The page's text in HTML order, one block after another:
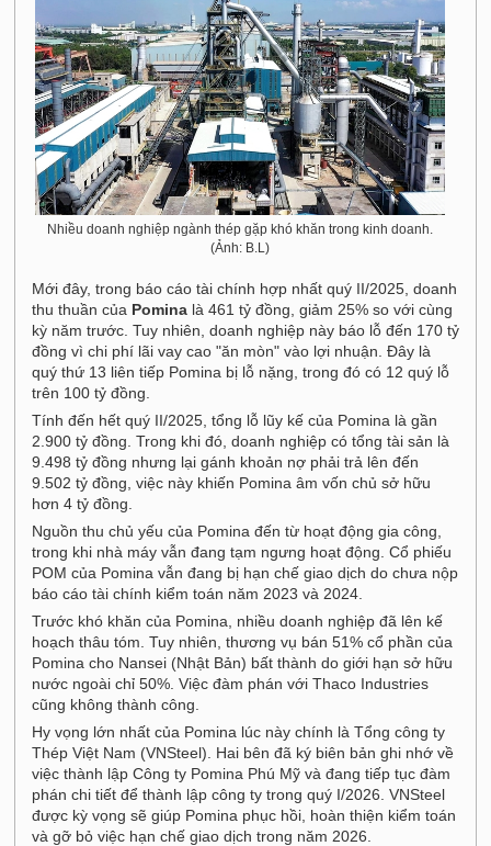
Nhiều doanh nghiệp ngành thép gặp khó khăn trong kinh doanh.
(Ảnh: B.L)
Mới đây, trong báo cáo tài chính hợp nhất quý II/2025, doanh
thu thuần của Pomina là 461 tỷ đồng, giảm 25% so với cùng
kỳ năm trước. Tuy nhiên, doanh nghiệp này báo lỗ đến 170 tỷ
đồng vì chi phí lãi vay cao "ăn mòn" vào lợi nhuận. Đây là
quý thứ 13 liên tiếp Pomina bị lỗ nặng, trong đó có 12 quý lỗ
trên 100 tỷ đồng.
Tính đến hết quý II/2025, tổng lỗ lũy kế của Pomina là gần
2.900 tỷ đồng. Trong khi đó, doanh nghiệp có tổng tài sản là
9.498 tỷ đồng nhưng lại gánh khoản nợ phải trả lên đến
9.502 tỷ đồng, việc này khiến Pomina âm vốn chủ sở hữu
hơn 4 tỷ đồng.
Nguồn thu chủ yếu của Pomina đến từ hoạt động gia công,
trong khi nhà máy vẫn đang tạm ngưng hoạt động. Cổ phiếu
POM của Pomina vẫn đang bị hạn chế giao dịch do chưa nộp
báo cáo tài chính kiểm toán năm 2023 và 2024.
Trước khó khăn của Pomina, nhiều doanh nghiệp đã lên kế
hoạch thâu tóm. Tuy nhiên, thương vụ bán 51% cổ phần của
Pomina cho Nansei (Nhật Bản) bất thành do giới hạn sở hữu
nước ngoài chỉ 50%. Việc đàm phán với Thaco Industries
cũng không thành công.
Hy vọng lớn nhất của Pomina lúc này chính là Tổng công ty
Thép Việt Nam (VNSteel). Hai bên đã ký biên bản ghi nhớ về
việc thành lập Công ty Pomina Phú Mỹ và đang tiếp tục đàm
phán chi tiết để thành lập công ty trong quý I/2026. VNSteel
được kỳ vọng sẽ giúp Pomina phục hồi, hoàn thiện kiểm toán
và gỡ bỏ việc hạn chế giao dịch trong năm 2026.